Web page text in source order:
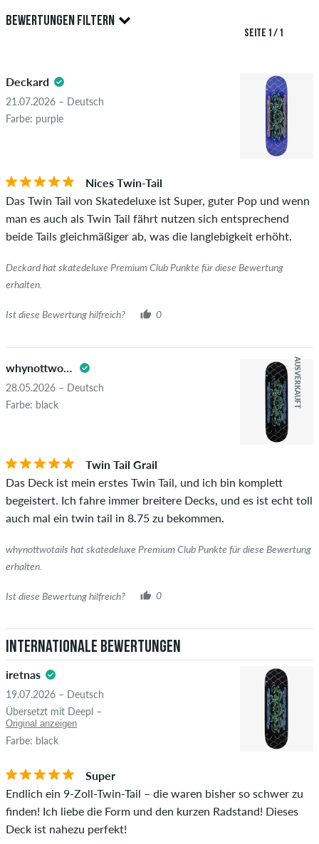
Nur Personen mit einem skatedeluxe Kundenkonto können
Bewertungen abgeben. Diese werden erst nach unserer
beleidigenden oder obszönen Inhalten sowie Bewertungen,
die geltendes Recht oder Urheberrechte verletzen oder Spam
und Fremdwerbung enthalten, werden nicht veröffentlicht.
Die Sternebewertung des Artikels ist der Durchschnitt aller
Ob die Bewertung von einer Person stammt, die diesen
Artikel wirklich gekauft hat, erkennst du am grünen Haken
neben dem Namen mit dem Zusatz "Verifizierter Kauf". Bei
diesen Personen wurde der Kauf anhand ihrer Bestellungen
leider nicht garantieren, dass die Personen den Artikel
wirklich besitzen oder besessen haben.
BEWERTUNGEN FILTERN
5.0
SEITE 1 / 1
Deckard
21.07.2026 – Deutsch
Farbe: purple
Nices Twin-Tail
Das Twin Tail von Skatedeluxe ist Super, guter Pop und wenn
man es auch als Twin Tail fährt nutzen sich entsprechend
beide Tails gleichmäßiger ab, was die langlebigkeit erhöht.
Deckard hat skatedeluxe Premium Club Punkte für diese Bewertung
erhalten.
Ist diese Bewertung hilfreich? 0
28.05.2026 – Deutsch
Farbe: black
AUSVERKAUFT
Twin Tail Grail
Das Deck ist mein erstes Twin Tail, und ich bin komplett
begeistert. Ich fahre immer breitere Decks, und es ist echt toll
auch mal ein twin tail in 8.75 zu bekommen.
whynottwotails hat skatedeluxe Premium Club Punkte für diese Bewertung
erhalten.
Ist diese Bewertung hilfreich? 0
Internationale Bewertungen
iretnas
19.07.2026 – Deutsch
Übersetzt mit Deepl –
Original anzeigen
Farbe: black
Super
Endlich ein 9-Zoll-Twin-Tail – die waren bisher so schwer zu
finden! Ich liebe die Form und den kurzen Radstand! Dieses
Deck ist nahezu perfekt!